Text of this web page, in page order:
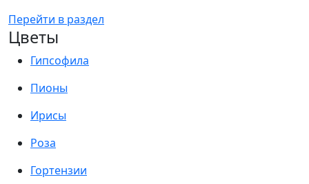
Перейти в раздел
Цветы
Гипсофила
Пионы
Ирисы
Роза
Гортензии